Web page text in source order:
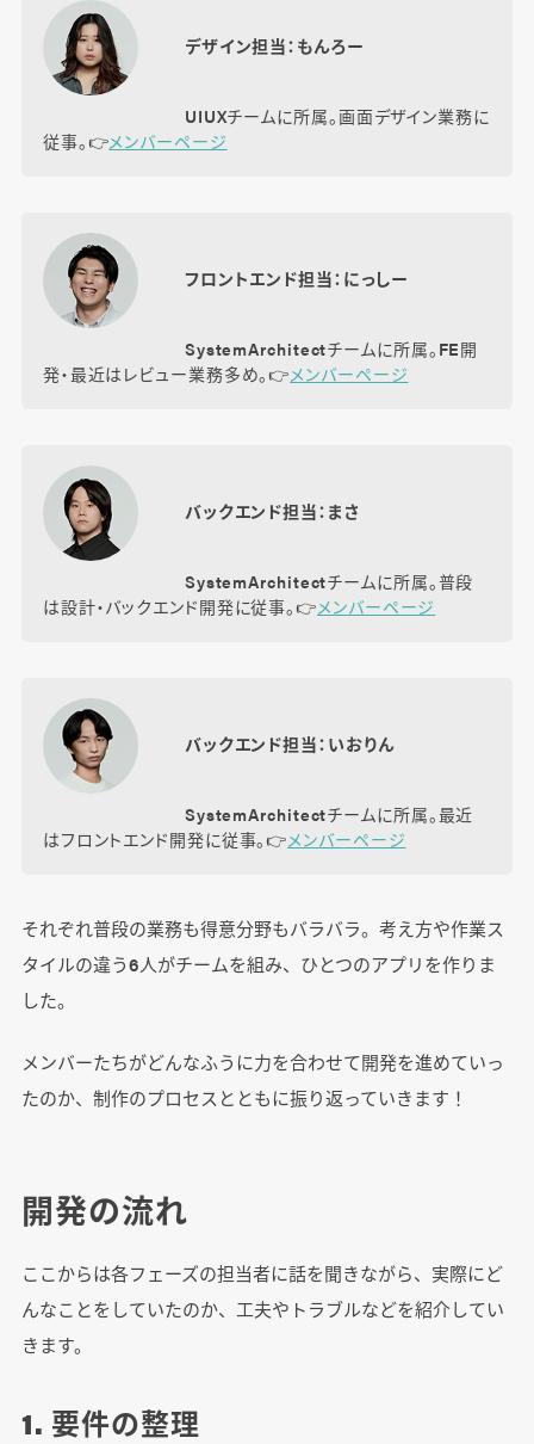
デザイン担当：もんろー
UIUXチームに所属。画面デザイン業務に
従事。👉️メンバーページ
フロントエンド担当：にっしー
SystemArchitectチームに所属。FE開
発・最近はレビュー業務多め。👉️メンバーページ
バックエンド担当：まさ
SystemArchitectチームに所属。普段
は設計・バックエンド開発に従事。👉️メンバーページ
バックエンド担当：いおりん
SystemArchitectチームに所属。最近
はフロントエンド開発に従事。👉️メンバーページ
それぞれ普段の業務も得意分野もバラバラ。考え方や作業ス
タイルの違う6人がチームを組み、ひとつのアプリを作りま
した。
メンバーたちがどんなふうに力を合わせて開発を進めていっ
たのか、制作のプロセスとともに振り返っていきます！
開発の流れ
ここからは各フェーズの担当者に話を聞きながら、実際にど
んなことをしていたのか、工夫やトラブルなどを紹介してい
きます。
1. 要件の整理